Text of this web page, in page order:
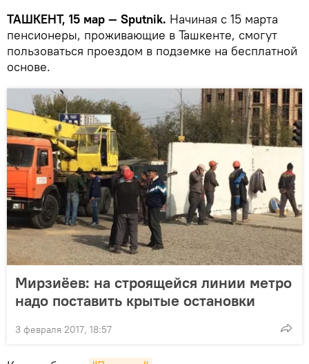
ТАШКЕНТ, 15 мар — Sputnik. Начиная с 15 марта
пенсионеры, проживающие в Ташкенте, смогут
пользоваться проездом в подземке на бесплатной
основе.
Мирзиёев: на строящейся линии метро
надо поставить крытые остановки
3 февраля 2017, 18:57